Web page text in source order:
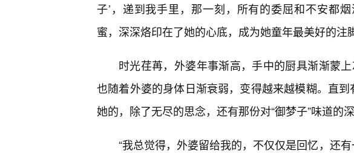
子’，递到我手里，那一刻，所有的委屈和不安都
蜜，深深烙印在了她的心底，成为她童年最美好的注
时光荏苒，外婆年事渐高，手中的厨具渐渐蒙上
也随着外婆的身体日渐衰弱，变得越来越模糊。直
她的，除了无尽的思念，还有那份对“御梦子”味道的深
“我总觉得，外婆留给我的，不仅仅是回忆，还